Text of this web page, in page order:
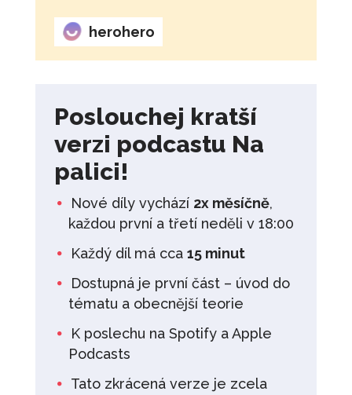
herohero
Poslouchej kratší
verzi podcastu Na
palici!
Nové díly vychází 2x měsíčně,
každou první a třetí neděli v 18:00
Každý díl má cca15 minut
Dostupná je první část – úvod do
tématu a obecnější teorie
K poslechu na Spotify a Apple
Podcasts
Tato zkrácená verze je zcela